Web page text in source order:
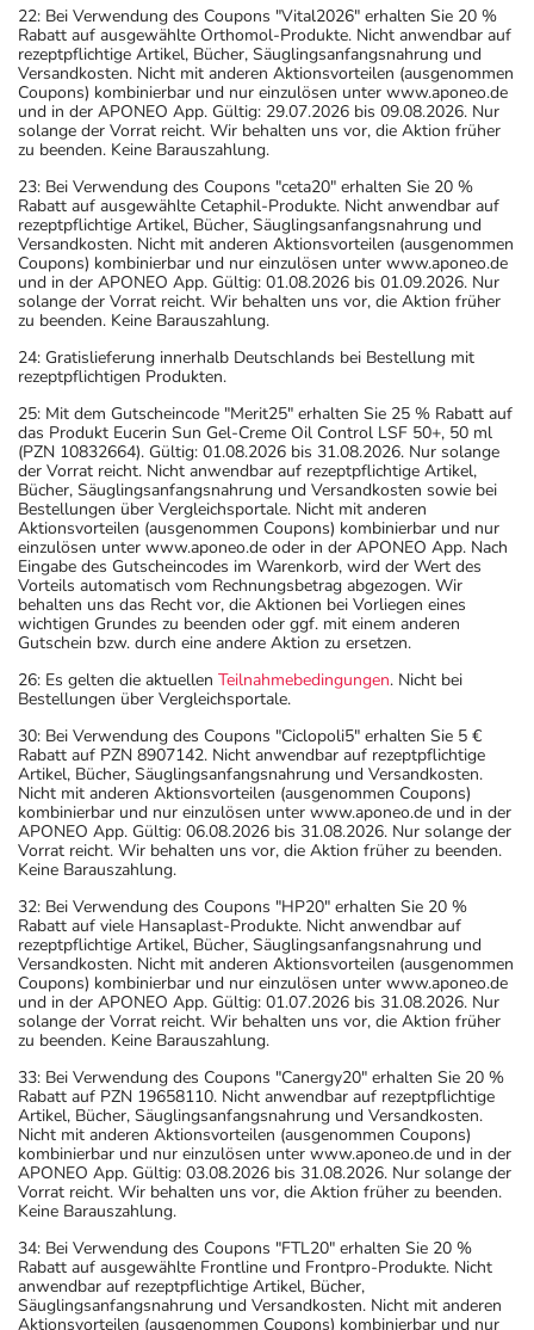
Aufbewahrung
Das Arzneimittel muss vor Hitze geschützt aufbewahrt
werden.
Wichtige Hinweise
Was sollten Sie beachten?
- Vorsicht: Das Reaktionsvermögen kann auch bei
bestimmungsgemäßem Gebrauch beeinträchtigt sein.
Achten Sie vor allem darauf, wenn Sie am Straßenverkehr
teilnehmen oder Maschinen (auch im Haushalt) bedienen,
mit denen Sie sich verletzen können.
- Bei Frauen im gebärfähigen Alter sind während und
unter Umständen auch eine Zeit lang nach der Therapie
wirksame Verhütungsmethoden erforderlich. Sprechen
Sie hierzu Ihren Arzt oder Apotheker an.
- Durch plötzliches Absetzen können Probleme oder
Beschwerden auftreten. Deshalb sollte die Behandlung
langsam, das heißt mit einem schrittweisen
Ausschleichen der Dosis, beendet werden. Lassen Sie
sich dazu am besten von Ihrem Arzt oder Apotheker
beraten.
schwangerschaftsverhütende Maßnahmen durchzuführen.
- Vorsicht bei Alpha-Gal-Allergie (Allergie gegen rotes
Fleisch)!
- Vorsicht bei Allergie gegen Propylenglykol und ähnliche
Stoffe!
- Es kann Arzneimittel geben, mit denen
generell vor der Behandlung mit einem neuen
Arzneimittel jedes andere, das Sie bereits anwenden,
dem Arzt oder Apotheker angeben. Das gilt auch für
Arzneimittel, die Sie selbst kaufen, nur gelegentlich
anwenden oder deren Anwendung schon einige Zeit
zurückliegt.
Bitte verwenden Sie dieses Arzneimittel nicht mehr nach
dem auf der Packung oder der Umverpackung
angegebenen Verfallsdatum. Das Verfallsdatum bezieht
sich auf den letzten Tag des angegebenen Monats.
22: Bei Verwendung des Coupons "Vital2026" erhalten Sie 20 %
Rabatt auf ausgewählte Orthomol-Produkte. Nicht anwendbar auf
rezeptpflichtige Artikel, Bücher, Säuglingsanfangsnahrung und
Versandkosten. Nicht mit anderen Aktionsvorteilen (ausgenommen
Coupons) kombinierbar und nur einzulösen unter www.aponeo.de
und in der APONEO App. Gültig: 29.07.2026 bis 09.08.2026. Nur
solange der Vorrat reicht. Wir behalten uns vor, die Aktion früher
zu beenden. Keine Barauszahlung.
23: Bei Verwendung des Coupons "ceta20" erhalten Sie 20 %
Rabatt auf ausgewählte Cetaphil-Produkte. Nicht anwendbar auf
rezeptpflichtige Artikel, Bücher, Säuglingsanfangsnahrung und
Versandkosten. Nicht mit anderen Aktionsvorteilen (ausgenommen
Coupons) kombinierbar und nur einzulösen unter www.aponeo.de
und in der APONEO App. Gültig: 01.08.2026 bis 01.09.2026. Nur
solange der Vorrat reicht. Wir behalten uns vor, die Aktion früher
zu beenden. Keine Barauszahlung.
24: Gratislieferung innerhalb Deutschlands bei Bestellung mit
rezeptpflichtigen Produkten.
25: Mit dem Gutscheincode "Merit25" erhalten Sie 25 % Rabatt auf
das Produkt Eucerin Sun Gel-Creme Oil Control LSF 50+, 50 ml
(PZN 10832664). Gültig: 01.08.2026 bis 31.08.2026. Nur solange
der Vorrat reicht. Nicht anwendbar auf rezeptpflichtige Artikel,
Bücher, Säuglingsanfangsnahrung und Versandkosten sowie bei
Bestellungen über Vergleichsportale. Nicht mit anderen
Aktionsvorteilen (ausgenommen Coupons) kombinierbar und nur
einzulösen unter www.aponeo.de oder in der APONEO App. Nach
Eingabe des Gutscheincodes im Warenkorb, wird der Wert des
Vorteils automatisch vom Rechnungsbetrag abgezogen. Wir
behalten uns das Recht vor, die Aktionen bei Vorliegen eines
wichtigen Grundes zu beenden oder ggf. mit einem anderen
Gutschein bzw. durch eine andere Aktion zu ersetzen.
26: Es gelten die aktuellen Teilnahmebedingungen. Nicht bei
Bestellungen über Vergleichsportale.
30: Bei Verwendung des Coupons "Ciclopoli5" erhalten Sie 5 €
Rabatt auf PZN 8907142. Nicht anwendbar auf rezeptpflichtige
Artikel, Bücher, Säuglingsanfangsnahrung und Versandkosten.
Nicht mit anderen Aktionsvorteilen (ausgenommen Coupons)
kombinierbar und nur einzulösen unter www.aponeo.de und in der
APONEO App. Gültig: 06.08.2026 bis 31.08.2026. Nur solange der
Vorrat reicht. Wir behalten uns vor, die Aktion früher zu beenden.
Keine Barauszahlung.
32: Bei Verwendung des Coupons "HP20" erhalten Sie 20 %
Rabatt auf viele Hansaplast-Produkte. Nicht anwendbar auf
rezeptpflichtige Artikel, Bücher, Säuglingsanfangsnahrung und
Versandkosten. Nicht mit anderen Aktionsvorteilen (ausgenommen
Coupons) kombinierbar und nur einzulösen unter www.aponeo.de
und in der APONEO App. Gültig: 01.07.2026 bis 31.08.2026. Nur
solange der Vorrat reicht. Wir behalten uns vor, die Aktion früher
zu beenden. Keine Barauszahlung.
33: Bei Verwendung des Coupons "Canergy20" erhalten Sie 20 %
Rabatt auf PZN 19658110. Nicht anwendbar auf rezeptpflichtige
Artikel, Bücher, Säuglingsanfangsnahrung und Versandkosten.
Nicht mit anderen Aktionsvorteilen (ausgenommen Coupons)
kombinierbar und nur einzulösen unter www.aponeo.de und in der
APONEO App. Gültig: 03.08.2026 bis 31.08.2026. Nur solange der
Vorrat reicht. Wir behalten uns vor, die Aktion früher zu beenden.
Keine Barauszahlung.
34: Bei Verwendung des Coupons "FTL20" erhalten Sie 20 %
Rabatt auf ausgewählte Frontline und Frontpro-Produkte. Nicht
anwendbar auf rezeptpflichtige Artikel, Bücher,
Säuglingsanfangsnahrung und Versandkosten. Nicht mit anderen
Aktionsvorteilen (ausgenommen Coupons) kombinierbar und nur